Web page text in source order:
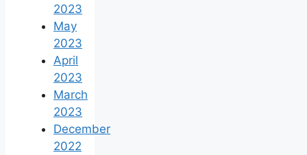
2023
May
2023
April
2023
March
2023
December
2022